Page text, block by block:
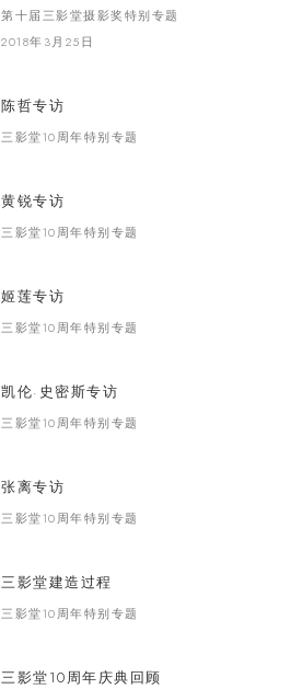
第十届三影堂摄影奖特别专题
2018年3月25日
陈哲专访
三影堂10周年特别专题
黄锐专访
三影堂10周年特别专题
姬莲专访
三影堂10周年特别专题
凯伦·史密斯专访
三影堂10周年特别专题
张离专访
三影堂10周年特别专题
三影堂建造过程
三影堂10周年特别专题
三影堂10周年庆典回顾